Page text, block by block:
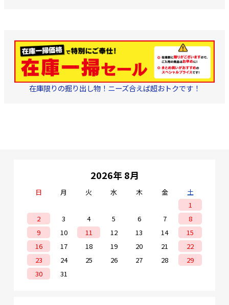
在庫限りの掘り出し物！ニーズ合えば超おトクです！
2026年 8月
日 月 火 水 木 金
土
1
2
3 4 5 6 7
8
9
10 11 12 13 14
15
16
17 18 19 20 21
22
23
24 25 26 27 28
29
30
31